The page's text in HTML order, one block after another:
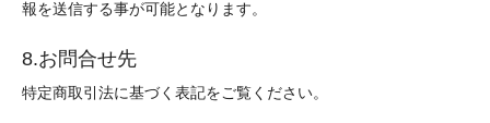
報を送信する事が可能となります。
8.お問合せ先
特定商取引法に基づく表記をご覧ください。